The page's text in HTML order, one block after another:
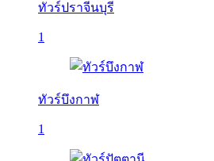
ทัวร์ปราจีนบุรี
1
ทัวร์บึงกาฬ
1